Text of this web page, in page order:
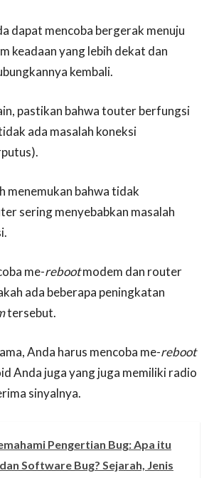
dapat mencoba bergerak menuju
keadaan yang lebih dekat dan
kembali.
pastikan bahwa touter berfungsi
ada masalah koneksi
menemukan bahwa tidak
sering menyebabkan masalah
me-rebootmodem dan router
ada beberapa peningkatan
tersebut.
Anda harus mencoba me-reboot
Anda juga yang juga memiliki radio
sinyalnya.
Pengertian Bug: Apa itu
Software Bug? Sejarah, Jenis